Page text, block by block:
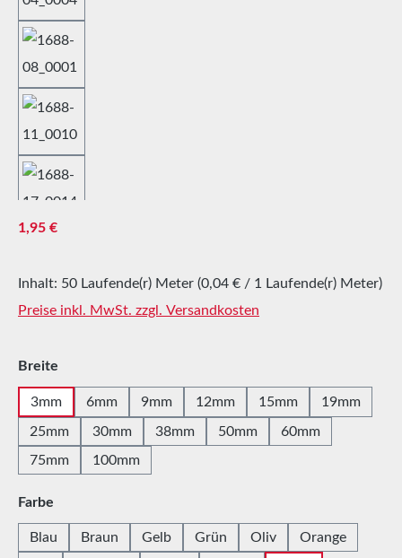
Regulärer Preis:
1,95 €
Inhalt: 50 Laufende(r) Meter (0,04 € / 1 Laufende(r) Meter)
Preise inkl. MwSt. zzgl. Versandkosten
Breite
3mm 6mm 9mm 12mm 15mm 19mm
25mm 30mm 38mm 50mm
60mm
75mm
100mm
Farbe
Blau Braun Gelb Grün Oliv Orange